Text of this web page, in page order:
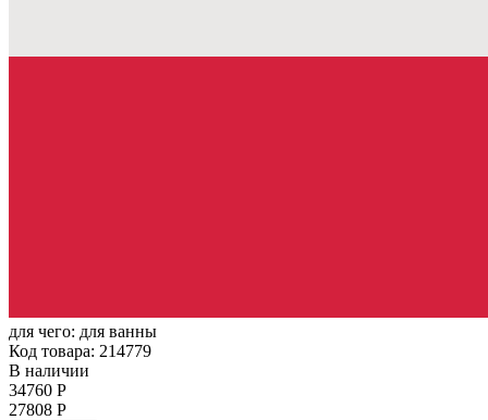
для чего: для ванны
Код товара: 214779
В наличии
34760 Р
27808 Р